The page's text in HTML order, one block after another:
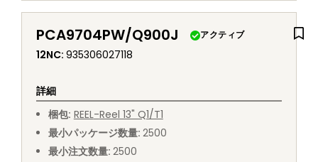
PCA9704PW/Q900J アクティブ
12NC: 935306027118
詳細
梱包: REEL-Reel 13" Q1/T1
最小パッケージ数量: 2500
最小注文数量: 2500